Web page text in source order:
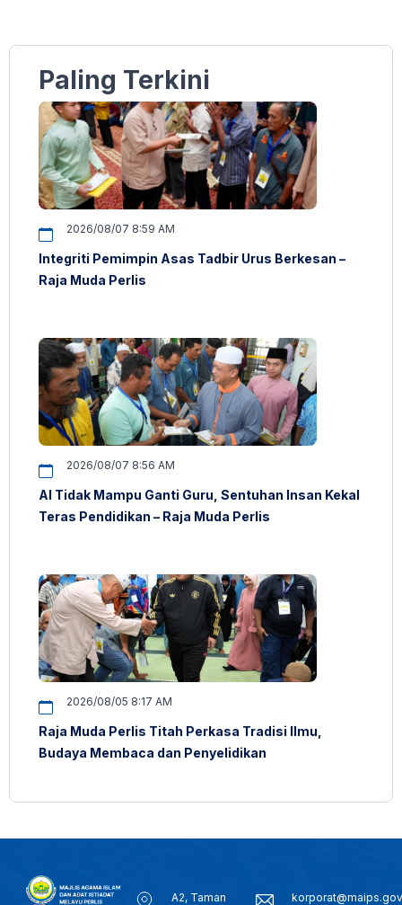
Paling Terkini
2026/08/07 8:59 AM
Integriti Pemimpin Asas Tadbir Urus Berkesan –
Raja Muda Perlis
2026/08/07 8:56 AM
AI Tidak Mampu Ganti Guru, Sentuhan Insan Kekal
Teras Pendidikan – Raja Muda Perlis
2026/08/05 8:17 AM
Raja Muda Perlis Titah Perkasa Tradisi Ilmu,
Budaya Membaca dan Penyelidikan
A2, Taman